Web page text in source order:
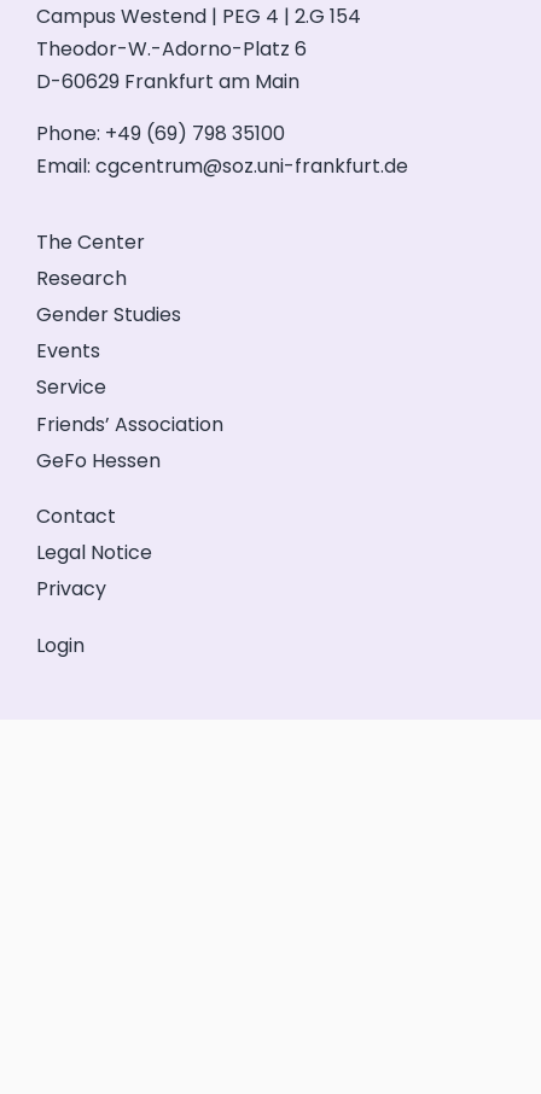
Campus Westend | PEG 4 | 2.G 154
Theodor-W.-Adorno-Platz 6
D-60629 Frankfurt am Main
Phone: +49 (69) 798 35100
Email: cgcentrum@soz.uni-frankfurt.de
The Center
Research
Gender Studies
Events
Service
Friends’ Association
GeFo Hessen
Contact
Legal Notice
Privacy
Login